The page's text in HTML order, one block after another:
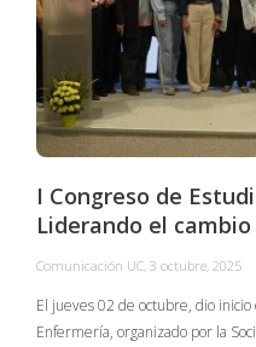
I Congreso de
Liderando el
Comunicación UC, 3 octubre, 2025
El jueves 02 de octubre, dio
Enfermería, organizado por la